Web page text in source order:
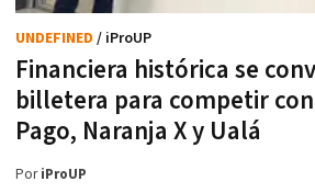
Financiera histórica se
billetera para competir
Pago, Naranja X y Ualá
UNDEFINED / iProUP
PoriProUP